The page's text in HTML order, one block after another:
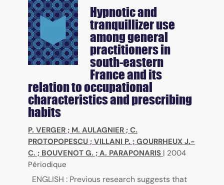
Hypnotic and
tranquillizer use
among general
practitioners in
south-eastern
France and its
relation to occupational
characteristics and prescribing
habits
P. VERGER ; M. AULAGNIER ; C.
PROTOPOPESCU ; VILLANI P. ; GOURRHEUX J.-
C. ; BOUVENOT G. ; A. PARAPONARIS | 2004
Périodique
ENGLISH : Previous research suggests that